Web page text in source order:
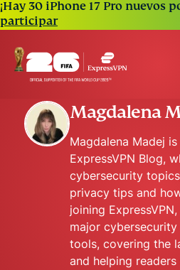
¡Hay 30 iPhone 17 Pro nuevos
participar
Magdalena
Magdalena Madej
ExpressVPN Blog,
cybersecurity
privacy tips and
joining
major
tools, covering the
and helping